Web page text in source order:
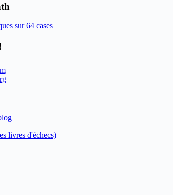
sur 64 cases
livres d'échecs)